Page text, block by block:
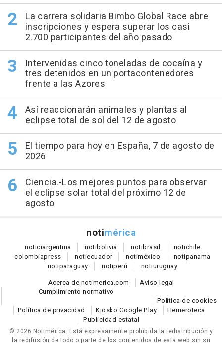
La carrera solidaria Bimbo Global Race abre
inscripciones y espera superar los casi
2.700 participantes del año pasado
Intervenidas cinco toneladas de cocaína y
tres detenidos en un portacontenedores
frente a las Azores
Así reaccionarán animales y plantas al
eclipse total de sol del 12 de agosto
El tiempo para hoy en España, 7 de agosto de
2026
Ciencia.-Los mejores puntos para observar
el eclipse solar total del próximo 12 de
agosto
notimérica
noticiargentina notibolivia notibrasil notichile
colombiapress notiecuador notiméxico notipanama
notiparaguay notiperú notiuruguay
Acerca de notimerica.com
Aviso legal
Cumplimiento normativo
Política de cookies
Política de privacidad
Kiosko Google Play
Hemeroteca
Publicidad estatal
© 2026 Notimérica. Está expresamente prohibida la redistribución y
la redifusión de todo o parte de los contenidos de esta web sin su